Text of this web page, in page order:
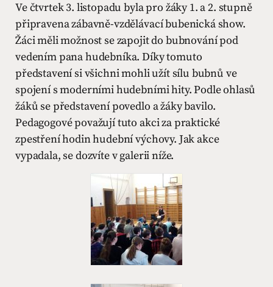
Ve čtvrtek 3. listopadu byla pro žáky 1. a 2. stupně
připravena zábavně-vzdělávací bubenická show.
Žáci měli možnost se zapojit do bubnování pod
vedením pana hudebníka. Díky tomuto
představení si všichni mohli užít sílu bubnů ve
spojení s moderními hudebními hity. Podle ohlasů
žáků se představení povedlo a žáky bavilo.
Pedagogové považují tuto akci za praktické
zpestření hodin hudební výchovy. Jak akce
vypadala, se dozvíte v galerii níže.